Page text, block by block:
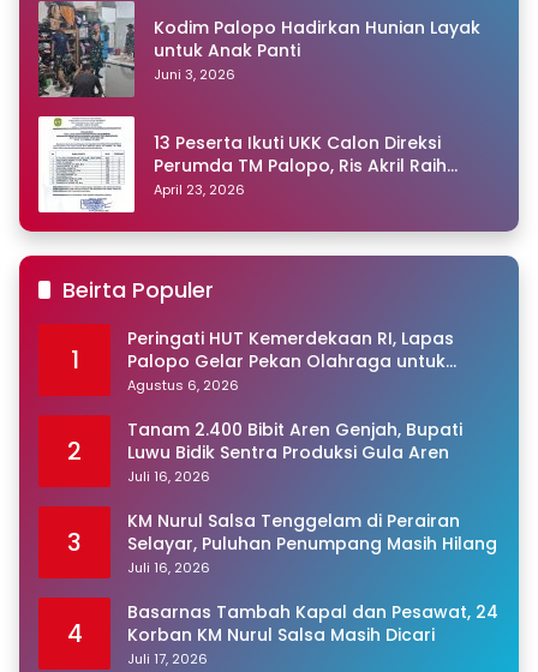
Kodim Palopo Hadirkan Hunian Layak
untuk Anak Panti
Juni 3, 2026
13 Peserta Ikuti UKK Calon Direksi
Perumda TM Palopo, Ris Akril Raih
Peringkat Pertama
April 23, 2026
Beirta Populer
1
Peringati HUT Kemerdekaan RI, Lapas
Palopo Gelar Pekan Olahraga untuk
Warga Binaan
Agustus 6, 2026
2
Tanam 2.400 Bibit Aren Genjah, Bupati
Luwu Bidik Sentra Produksi Gula Aren
Juli 16, 2026
3
KM Nurul Salsa Tenggelam di Perairan
Selayar, Puluhan Penumpang Masih Hilang
Juli 16, 2026
4
Basarnas Tambah Kapal dan Pesawat, 24
Korban KM Nurul Salsa Masih Dicari
Juli 17, 2026